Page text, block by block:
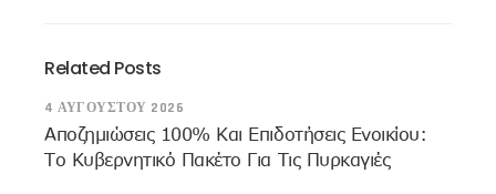
Related Posts
4 ΑΥΓΟΎΣΤΟΥ 2026
Αποζημιώσεις 100% Και Επιδοτήσεις Ενοικίου:
Το Κυβερνητικό Πακέτο Για Τις Πυρκαγιές